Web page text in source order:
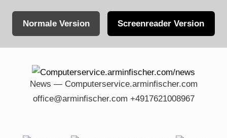
Normale Version Screenreader Version
content
News — Computerservice.arminfischer.com
office@arminfischer.com +4917621008967